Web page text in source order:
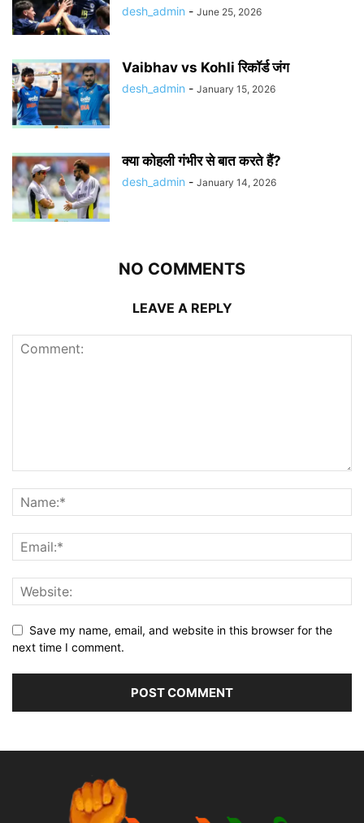
desh_admin - June 25, 2026
Vaibhav vs Kohli रिकॉर्ड जंग
desh_admin - January 15, 2026
क्या कोहली गंभीर से बात करते हैं?
desh_admin - January 14, 2026
NO COMMENTS
LEAVE A REPLY
Save my name, email, and website in this browser for the
next time I comment.